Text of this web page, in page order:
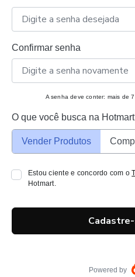
Confirmar senha
A senha deve conter: mais de
O que você busca na
Vender Produtos
Estou ciente e concordo com o
Hotmart.
Powered by